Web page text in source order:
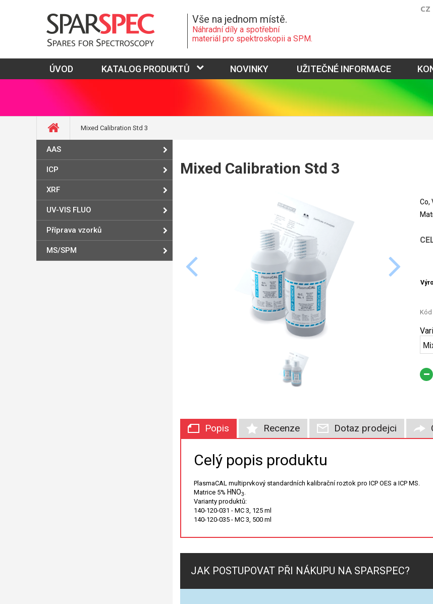
Vše na jednom místě.
Náhradní díly a spotřební
materiál pro spektroskopii a SPM.
CZ
ÚVOD KATALOG PRODUKTŮ NOVINKY UŽITEČNÉ INFORMACE
Mixed Calibration Std 3
AAS
ICP
XRF
UV-VIS FLUO
Příprava vzorků
MS/SPM
Mixed Calibration Std 3
Co,
Popis Recenze Dotaz prodejci
Celý popis produktu
PlasmaCAL multiprvkový standardních kalibrační roztok pro ICP OES a ICP MS.
Matrice 5% HNO3
Varianty produktů:
140-120-031 - MC 3, 125 ml
140-120-035 - MC 3, 500 ml
JAK POSTUPOVAT PŘI NÁKUPU NA SPARSPEC?